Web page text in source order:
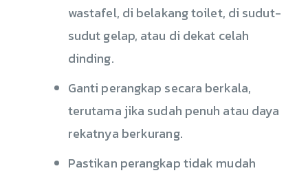
wastafel, di belakang toilet, di sudut-
sudut gelap, atau di dekat celah
dinding.
Ganti perangkap secara berkala,
terutama jika sudah penuh atau daya
rekatnya berkurang.
Pastikan perangkap tidak mudah